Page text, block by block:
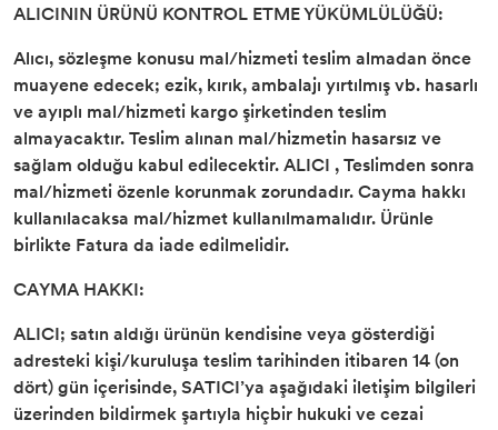
ALICININ ÜRÜNÜ KONTROL ETME YÜKÜMLÜLÜĞÜ:
Alıcı, sözleşme konusu mal/hizmeti teslim almadan önce
muayene edecek; ezik, kırık, ambalajı yırtılmış vb. hasarlı
ve ayıplı mal/hizmeti kargo şirketinden teslim
almayacaktır. Teslim alınan mal/hizmetin hasarsız ve
sağlam olduğu kabul edilecektir. ALICI , Teslimden sonra
mal/hizmeti özenle korunmak zorundadır. Cayma hakkı
kullanılacaksa mal/hizmet kullanılmamalıdır. Ürünle
birlikte Fatura da iade edilmelidir.
CAYMA HAKKI:
ALICI; satın aldığı ürünün kendisine veya gösterdiği
adresteki kişi/kuruluşa teslim tarihinden itibaren 14 (on
dört) gün içerisinde, SATICI’ya aşağıdaki iletişim bilgileri
üzerinden bildirmek şartıyla hiçbir hukuki ve cezai